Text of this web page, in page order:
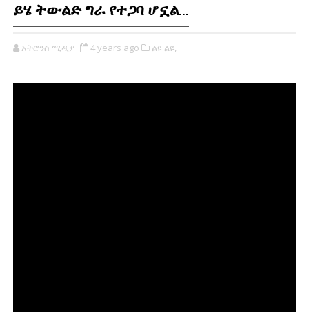
ይሄ ትውልድ ግራ የተጋባ ሆኗል...
አትሮንስ ሚዲያ 4 years ago ልዩ ልዩ,